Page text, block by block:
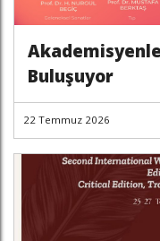
Buluşuyor
22 Temmuz 2026